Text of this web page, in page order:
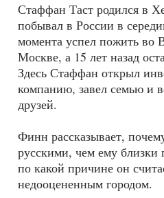
Стаффан Таст родился в
побывал в России в
момента успел пожить во
Москве, а 15 лет назад
Здесь Стаффан открыл
компанию, завел семью и
друзей.
Финн рассказывает,
русскими, чем ему
по какой причине он
недооцененным городом.